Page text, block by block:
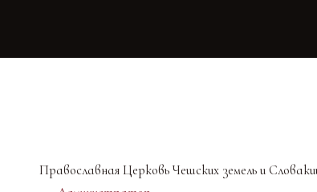
Православная Церковь Чешских земель и